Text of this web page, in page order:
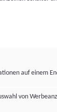
auf einem
von